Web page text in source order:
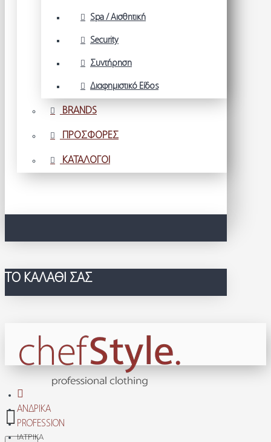
Spa / Αισθητική
Security
Συντήρηση
Διαφημιστικό Είδος
BRANDS
ΠΡΟΣΦΟΡΕΣ
ΚΑΤΑΛΟΓΟΙ
ΤΟ ΚΑΛΆΘΙ ΣΑΣ
ΑΝΔΡΙΚΆ
PROFESSION
ΙΑΤΡΙΚΆ